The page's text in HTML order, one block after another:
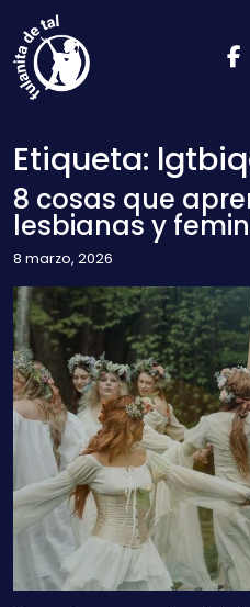
Saltar al contenido
Navegación
Etiqueta:
8 cosas que
lesbianas y
8 marzo, 2026